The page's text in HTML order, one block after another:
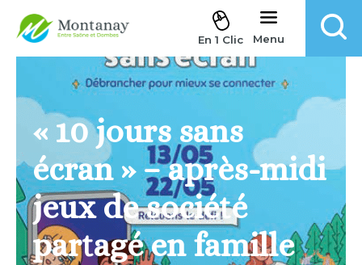
Aller au contenu
En 1 Clic Menu
« 10 jours sans
écran » – après-midi
jeux de société
partagé en famille